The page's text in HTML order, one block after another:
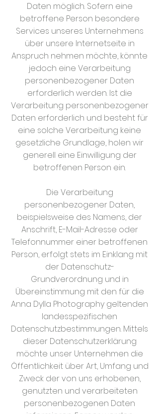
Daten möglich. Sofern eine
betroffene Person besondere
Services unseres Unternehmens
über unsere Internetseite in
Anspruch nehmen möchte, könnte
jedoch eine Verarbeitung
personenbezogener Daten
erforderlich werden. Ist die
Verarbeitung personenbezogener
Daten erforderlich und besteht für
eine solche Verarbeitung keine
gesetzliche Grundlage, holen wir
generell eine Einwilligung der
betroffenen Person ein.
Die Verarbeitung
personenbezogener Daten,
beispielsweise des Namens, der
Anschrift, E-Mail-Adresse oder
Telefonnummer einer betroffenen
Person, erfolgt stets im Einklang mit
der Datenschutz-
Grundverordnung und in
Übereinstimmung mit den für die
Anna Dylla Photography geltenden
landesspezifischen
Datenschutzbestimmungen. Mittels
dieser Datenschutzerklärung
möchte unser Unternehmen die
Öffentlichkeit über Art, Umfang und
Zweck der von uns erhobenen,
genutzten und verarbeiteten
personenbezogenen Daten